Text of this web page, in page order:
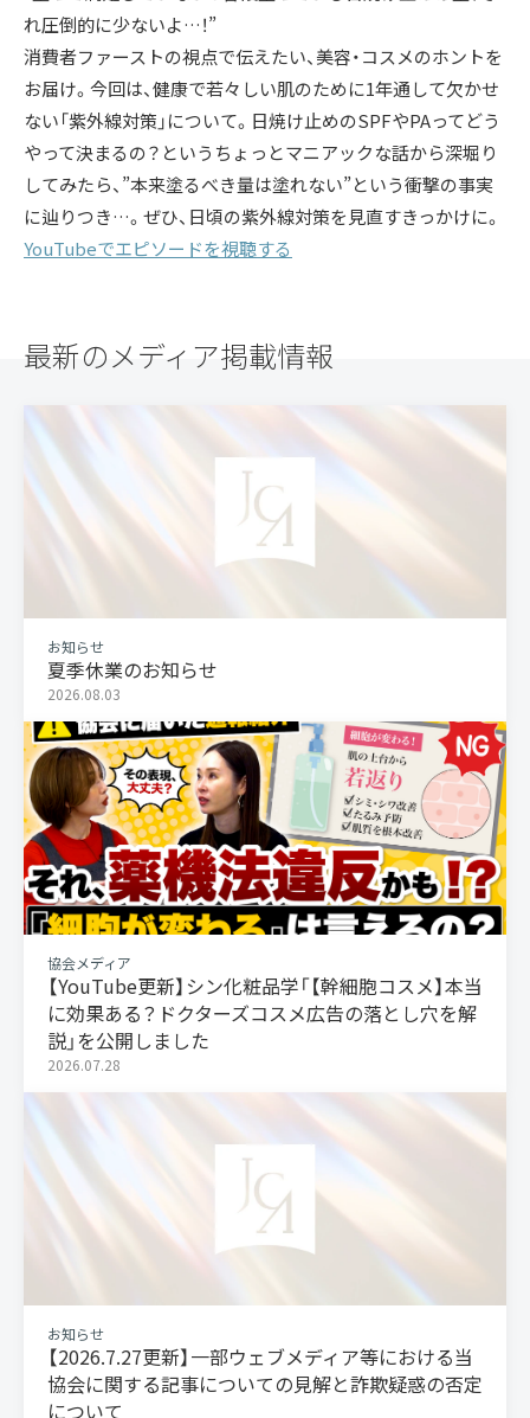
れ圧倒的に少ないよ…！”
消費者ファーストの視点で伝えたい、美容・コスメのホントを
お届け。今回は、健康で若々しい肌のために1年通して欠かせ
ない「紫外線対策」について。日焼け止めのSPFやPAってどう
やって決まるの？というちょっとマニアックな話から深堀り
してみたら、”本来塗るべき量は塗れない”という衝撃の事実
に辿りつき…。ぜひ、日頃の紫外線対策を見直すきっかけに。
YouTubeでエピソードを視聴する
最新のメディア掲載情報
お知らせ
夏季休業のお知らせ
2026.08.03
協会メディア
【YouTube更新】シン化粧品学「【幹細胞コスメ】本当
に効果ある？ドクターズコスメ広告の落とし穴を解
説」を公開しました
2026.07.28
お知らせ
【2026.7.27更新】一部ウェブメディア等における当
協会に関する記事についての見解と詐欺疑惑の否定
について